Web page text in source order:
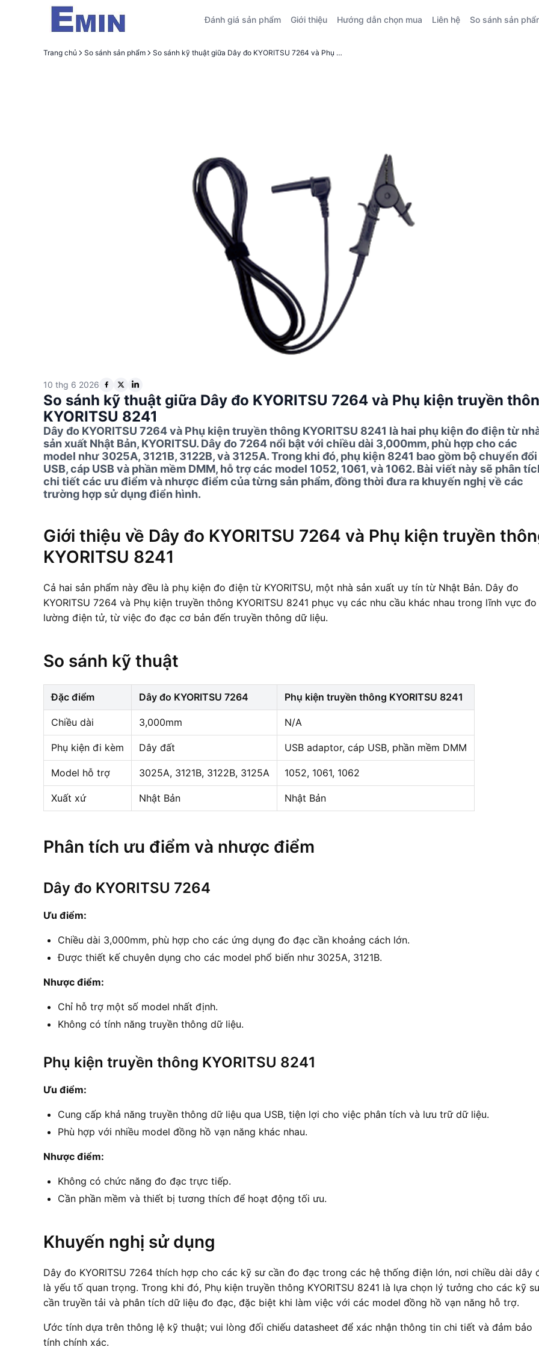
Đánh giá sản phẩm Giới thiệu Hướng dẫn chọn mua Liên hệ So sánh sản
Trang chủ So sánh sản phẩm So sánh kỹ thuật giữa Dây đo KYORITSU 7264 và Phụ kiện truyền thông KYORITSU 8241
10 thg 6 2026
So sánh kỹ thuật giữa Dây đo KYORITSU 7264 và Phụ kiện truyền
KYORITSU 8241
Dây đo KYORITSU 7264 và Phụ kiện truyền thông KYORITSU 8241 là hai phụ kiện đo điện từ
sản xuất Nhật Bản, KYORITSU. Dây đo 7264 nổi bật với chiều dài 3,000mm, phù hợp cho các
model như 3025A, 3121B, 3122B, và 3125A. Trong khi đó, phụ kiện 8241 bao gồm bộ chuyển đổi
USB, cáp USB và phần mềm DMM, hỗ trợ các model 1052, 1061, và 1062. Bài viết này sẽ phân
chi tiết các ưu điểm và nhược điểm của từng sản phẩm, đồng thời đưa ra khuyến nghị về các
trường hợp sử dụng điển hình.
Giới thiệu về Dây đo KYORITSU 7264 và Phụ kiện truyền
KYORITSU 8241
Cả hai sản phẩm này đều là phụ kiện đo điện từ KYORITSU, một nhà sản xuất uy tín từ Nhật Bản. Dây đo
KYORITSU 7264 và Phụ kiện truyền thông KYORITSU 8241 phục vụ các nhu cầu khác nhau trong lĩnh vực đo
lường điện tử, từ việc đo đạc cơ bản đến truyền thông dữ liệu.
So sánh kỹ thuật
Đặc điểm Dây đo KYORITSU 7264 Phụ kiện truyền thông KYORITSU 8241
Chiều dài 3,000mm N/A
Phụ kiện đi kèm Dây đất USB adaptor, cáp USB, phần mềm DMM
Model hỗ trợ 3025A, 3121B, 3122B, 3125A 1052, 1061, 1062
Xuất xứ Nhật Bản Nhật Bản
Phân tích ưu điểm và nhược điểm
Dây đo KYORITSU 7264
Ưu điểm:
Chiều dài 3,000mm, phù hợp cho các ứng dụng đo đạc cần khoảng cách lớn.
Được thiết kế chuyên dụng cho các model phổ biến như 3025A, 3121B.
Nhược điểm:
Chỉ hỗ trợ một số model nhất định.
Không có tính năng truyền thông dữ liệu.
Phụ kiện truyền thông KYORITSU 8241
Ưu điểm:
Cung cấp khả năng truyền thông dữ liệu qua USB, tiện lợi cho việc phân tích và lưu trữ dữ liệu.
Phù hợp với nhiều model đồng hồ vạn năng khác nhau.
Nhược điểm:
Không có chức năng đo đạc trực tiếp.
Cần phần mềm và thiết bị tương thích để hoạt động tối ưu.
Khuyến nghị sử dụng
Dây đo KYORITSU 7264 thích hợp cho các kỹ sư cần đo đạc trong các hệ thống điện lớn, nơi chiều dài dây
là yếu tố quan trọng. Trong khi đó, Phụ kiện truyền thông KYORITSU 8241 là lựa chọn lý tưởng cho các kỹ
cần truyền tải và phân tích dữ liệu đo đạc, đặc biệt khi làm việc với các model đồng hồ vạn năng hỗ trợ.
Ước tính dựa trên thông lệ kỹ thuật; vui lòng đối chiếu datasheet để xác nhận thông tin chi tiết và đảm bảo
tính chính xác.